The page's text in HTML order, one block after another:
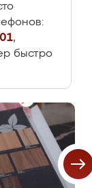
,
быстро